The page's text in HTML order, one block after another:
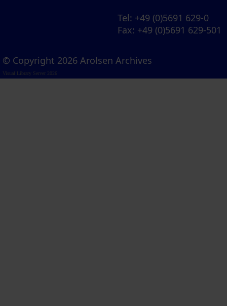
Tel: +49 (0)5691 629-0
Fax: +49 (0)5691 629-501
© Copyright 2026 Arolsen Archives
Visual Library Server 2026